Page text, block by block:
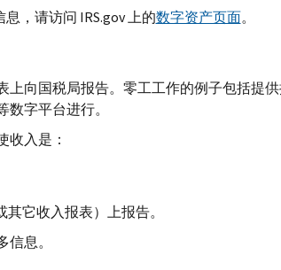
息，请访问 IRS.gov上的数字资产页面。
向国税局报告。零工工作的例子包括提
字平台进行。
收入是：
其它收入报表）上报告。
息。